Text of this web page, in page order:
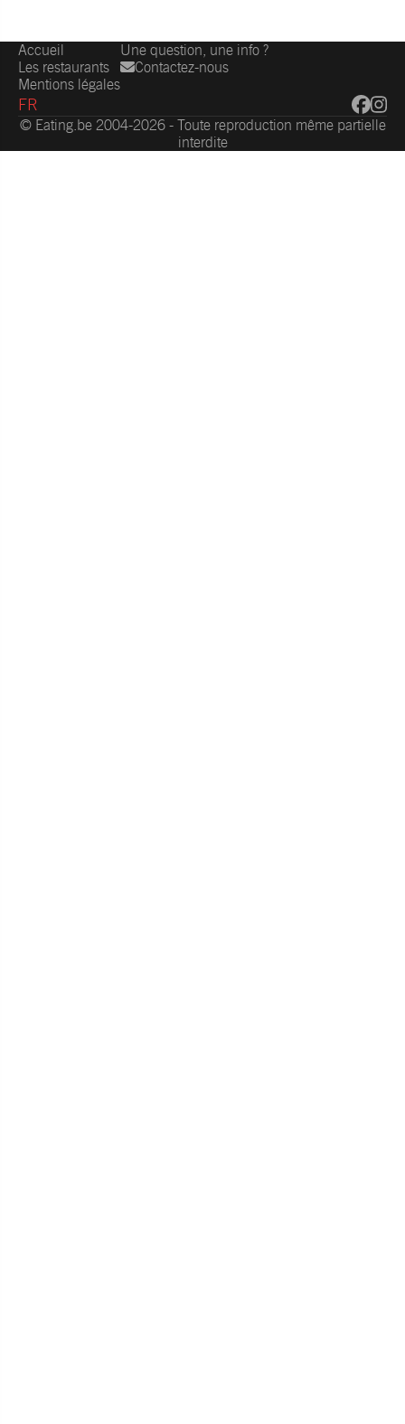
Accueil
Les restaurants
Mentions légales
Une question, une info ?
Contactez-nous
FR
© Eating.be 2004-2026 - Toute reproduction même partielle
interdite